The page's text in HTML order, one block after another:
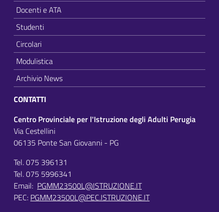
Docenti e ATA
Studenti
Circolari
Modulistica
Archivio News
CONTATTI
Centro Provinciale per l'Istruzione degli Adulti Perugia
Via Cestellini
06135 Ponte San Giovanni - PG
Tel. 075 396131
Tel. 075 5996341
Email: PGMM23500L@ISTRUZIONE.IT
PEC: PGMM23500L@PEC.ISTRUZIONE.IT